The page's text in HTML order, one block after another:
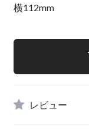
横112mm
レビュー